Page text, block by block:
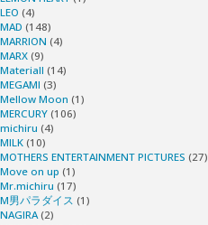
LEO (4)
MAD (148)
MARRION (4)
MARX (9)
Materiall (14)
MEGAMI (3)
Mellow Moon (1)
MERCURY (106)
michiru (4)
MILK (10)
MOTHERS ENTERTAINMENT PICTURES (27)
Move on up (1)
Mr.michiru (17)
M男パラダイス (1)
NAGIRA(2)